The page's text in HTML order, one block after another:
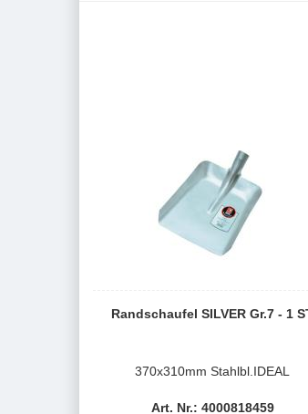
Randschaufel SILVER Gr.7 - 1
370x310mm Stahlbl.IDEAL
Art. Nr.: 4000818459